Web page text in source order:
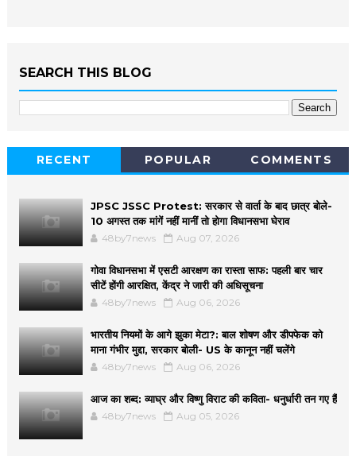
SEARCH THIS BLOG
RECENT POPULAR COMMENTS
JPSC JSSC Protest: सरकार से वार्ता के बाद छात्र बोले-
10 अगस्त तक मांगें नहीं मानीं तो होगा विधानसभा घेराव
48by7news Aug 07, 2026
गोवा विधानसभा में एसटी आरक्षण का रास्ता साफ: पहली बार चार
सीटें होंगी आरक्षित, केंद्र ने जारी की अधिसूचना
48by7news Aug 06, 2026
भारतीय नियमों के आगे झुका मेटा?: बाल शोषण और डीपफेक को
माना गंभीर मुद्दा, सरकार बोली- US के कानून नहीं चलेंगे
48by7news Aug 06, 2026
आज का शब्द: व्याघ्र और विष्णु विराट की कविता- धनुर्धारी तन गए हैं
48by7news Aug 05, 2026